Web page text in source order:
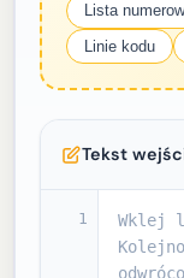
Lista
Linie kodu
Tekst
1